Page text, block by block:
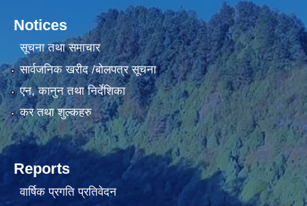
Notices
सूचना तथा समाचार
सार्वजनिक खरीद /बोलपत्र सूचना
एन, कानुन तथा निर्देशिका
कर तथा शुल्कहरु
Reports
वार्षिक प्रगति प्रतिवेदन